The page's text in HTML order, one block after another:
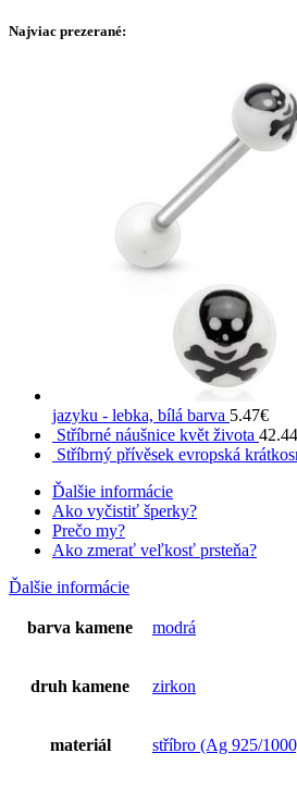
Najviac prezerané:
jazyku - lebka, bílá barva 5.47€
Stříbrné náušnice květ života 42.44
Stříbrný přívěsek evropská
Ďalšie informácie
Ako vyčistiť šperky?
Prečo my?
Ako zmerať veľkosť prsteňa?
Ďalšie informácie
barva kamene modrá
druh kamene zirkon
materiál stříbro (Ag 925/